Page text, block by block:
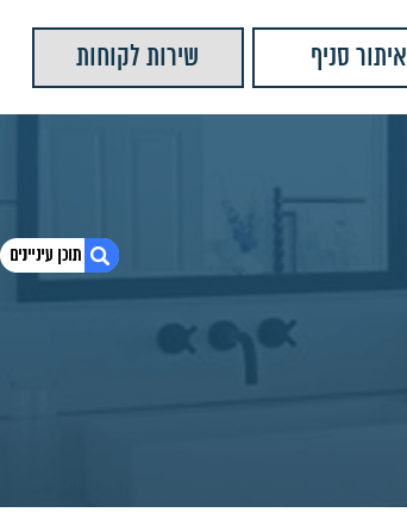
איתור סניף שירות לקוחות